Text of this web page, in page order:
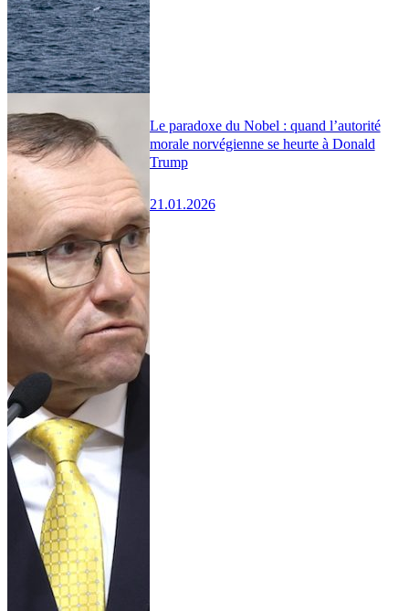
Le paradoxe du Nobel : quand l’autorité
morale norvégienne se heurte à Donald
Trump
21.01.2026